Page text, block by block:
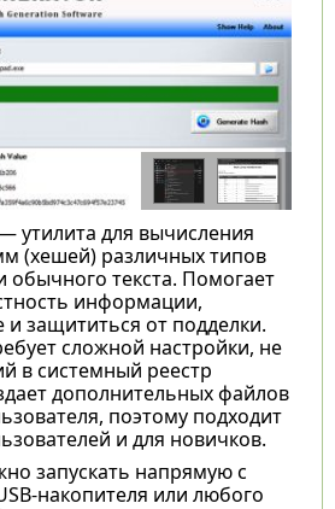
утилита для вычисления
(хешей) различных типов
обычного текста. Помогает
информации,
защититься от подделки.
сложной настройки, не
в системный реестр
дополнительных файлов
поэтому подходит
и для новичков.
запускать напрямую с
накопителя или любого